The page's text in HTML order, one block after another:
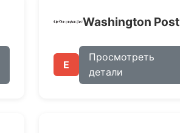
Washington Post
E
Просмотреть
детали